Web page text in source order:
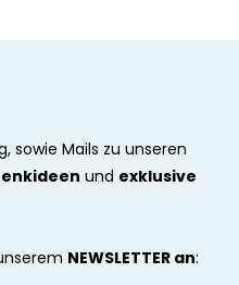
sowie Mails zu unseren
und exklusive
NEWSLETTER an: